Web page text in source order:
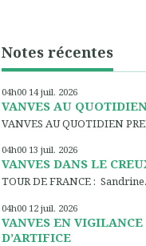
Notes récentes
04h00 14 juil. 2026
VANVES AU
VANVES AU QUOTIDIEN
04h00 13 juil. 2026
VANVES DANS LE
TOUR DE FRANCE :
04h00 12 juil. 2026
VANVES EN
D’ARTIFICE